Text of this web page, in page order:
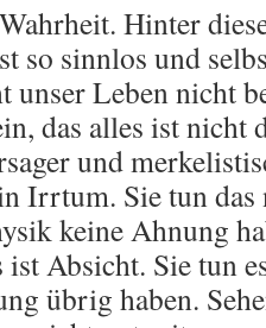
Hinter
so sinnlos und
unser Leben nicht
das alles ist nicht
und
Irrtum. Sie tun
keine Ahnung
Absicht. Sie tun
übrig haben.